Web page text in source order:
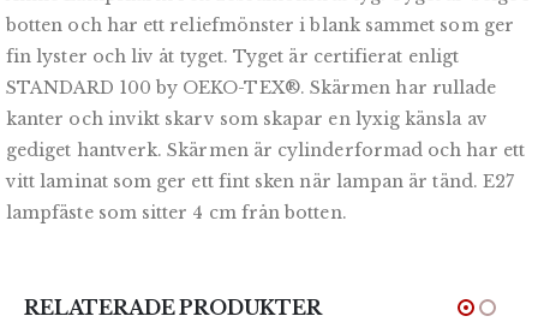
botten och har ett reliefmönster i blank sammet som ger
fin lyster och liv åt tyget. Tyget är certifierat enligt
STANDARD 100 by OEKO-TEX®. Skärmen har rullade
kanter och invikt skarv som skapar en lyxig känsla av
gediget hantverk. Skärmen är cylinderformad och har ett
vitt laminat som ger ett fint sken när lampan är tänd. E27
lampfäste som sitter 4 cm från botten.
RELATERADE PRODUKTER